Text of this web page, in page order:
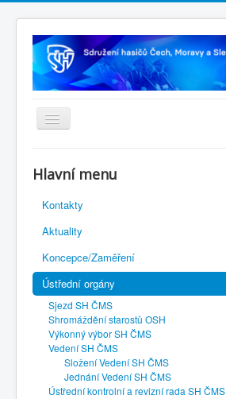
Rejstřík sportu
Novelizace Stanov SH ČMS
Plán činnosti 2026
Kalendář akcí
Výhody pro členy
Portál REDENOX
Hlavní menu
Kontakty
Aktuality
Koncepce/Zaměření
Ústřední orgány
Sjezd SH ČMS
Shromáždění starostů OSH
Výkonný výbor SH ČMS
Vedení SH ČMS
Složení Vedení SH ČMS
Jednání Vedení SH ČMS
Ústřední kontrolní a revizní rada SH ČMS